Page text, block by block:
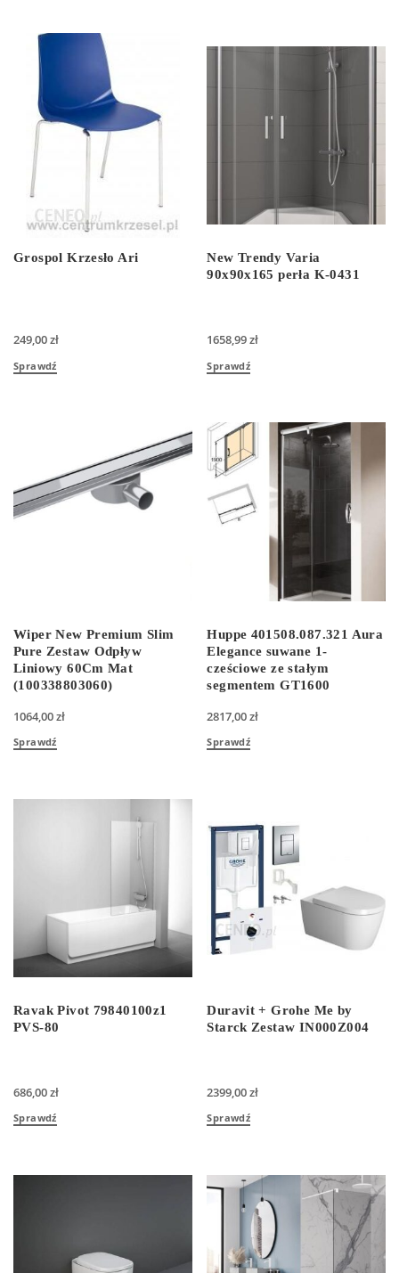
Grospol Krzesło Ari
249,00zł
Sprawdź
New Trendy Varia
90x90x165 perła K-0431
1658,99zł
Sprawdź
Wiper New Premium Slim
Pure Zestaw Odpływ
Liniowy 60Cm Mat
(100338803060)
1064,00zł
Sprawdź
Huppe 401508.087.321 Aura
Elegance suwane 1-
cześciowe ze stałym
segmentem GT1600
2817,00zł
Sprawdź
Ravak Pivot 79840100z1
PVS-80
686,00zł
Sprawdź
Duravit + Grohe Me by
Starck Zestaw IN000Z004
2399,00zł
Sprawdź